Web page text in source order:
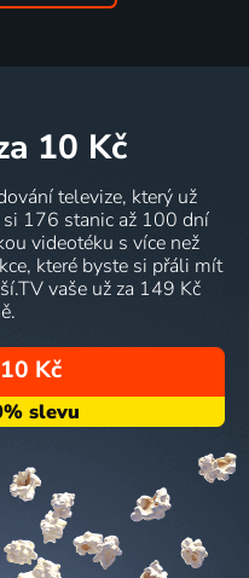
10 Kč
televize, který už
176 stanic až 100 dní
videotéku s více než
které byste si přáli mít
vaše už za 149 Kč
Kč